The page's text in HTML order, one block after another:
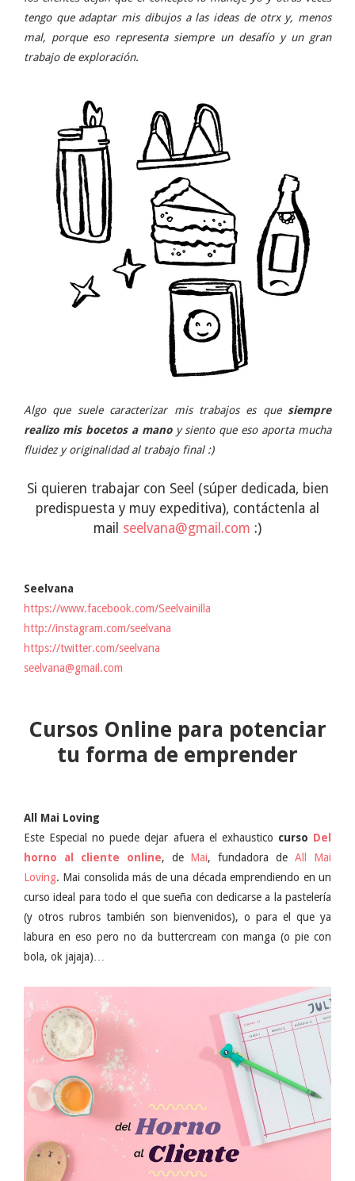
tengo que adaptar mis dibujos a las ideas de otrx y, menos
mal, porque eso representa siempre un desafío y un gran
trabajo de exploración.
Algo que suele caracterizar mis trabajos es que siempre
realizo mis bocetos a manoy siento que eso aporta mucha
fluidez y originalidad al trabajo final :)
Si quieren trabajar con Seel (súper dedicada, bien
predispuesta y muy expeditiva), contáctenla al
mail seelvana@gmail.com :)
Seelvana
https://www.facebook.com/Seelvainilla
http://instagram.com/seelvana
https://twitter.com/seelvana
seelvana@gmail.com
Cursos Online para potenciar
tu forma de emprender
All Mai Loving
Este Especial no puede dejar afuera el exhaustico curso Del
horno al cliente online, de Mai, fundadora deAll Mai
Loving. Mai consolida más de una década emprendiendo en un
curso ideal para todo el que sueña con dedicarse a la pastelería
(y otros rubros también son bienvenidos), o para el que ya
labura en eso pero no da buttercream con manga (o pie con
bola, ok jajaja)…